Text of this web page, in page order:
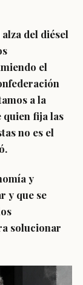
del diésel
el
a la
quien fija las
no es el
y
y que se
solucionar